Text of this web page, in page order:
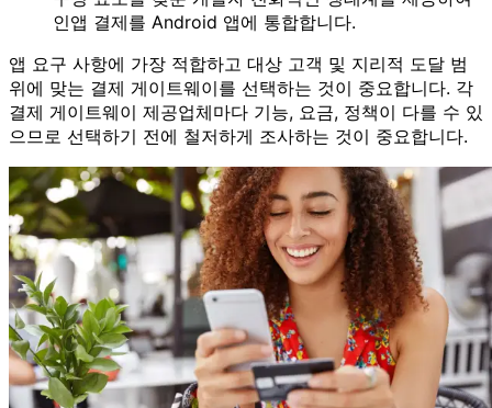
인앱 결제를 Android 앱에 통합합니다.
앱 요구 사항에 가장 적합하고 대상 고객 및 지리적 도달 범
위에 맞는 결제 게이트웨이를 선택하는 것이 중요합니다. 각
결제 게이트웨이 제공업체마다 기능, 요금, 정책이 다를 수 있
으므로 선택하기 전에 철저하게 조사하는 것이 중요합니다.